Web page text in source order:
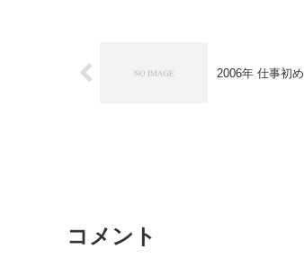
2006年 仕事初め
コメント